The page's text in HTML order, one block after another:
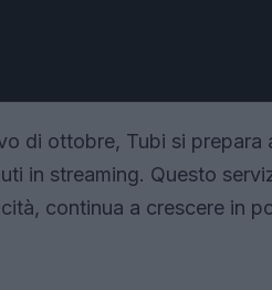
di ottobre, Tubi si
in streaming. Questo
continua a crescere in